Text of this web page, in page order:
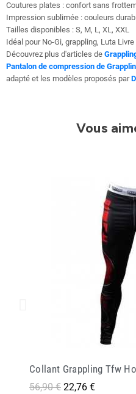
Coutures plates : confort sans
Impression sublimée : couleurs
Tailles disponibles : S, M, L, XL, XXL
Idéal pour No-Gi, grappling, Luta
Découvrez plus d'articles de
Pantalon de compression de
adapté et les modèles proposés par
Vous
Collant Grappling Tfw
56,90 € 22,76 €